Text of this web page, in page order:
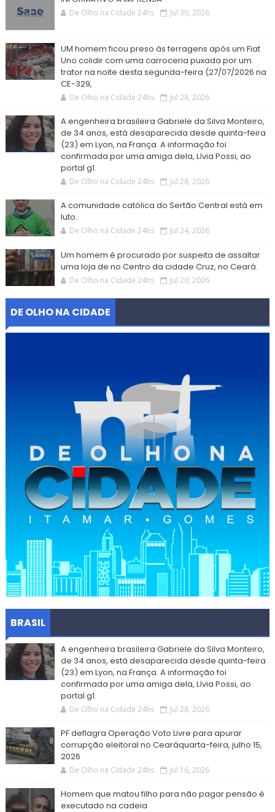
De Olho na Cidade 24hs Jul 30, 2026
UM homem ficou preso às ferragens após um Fiat
Uno colidir com uma carroceria puxada por um
trator na noite desta segunda-feira (27/07/2026 na
CE-329,
De Olho na Cidade 24hs Jul 28, 2026
A engenheira brasileira Gabriele da Silva Monteiro,
de 34 anos, está desaparecida desde quinta-feira
(23) em Lyon, na França. A informação foi
confirmada por uma amiga dela, Lívia Possi, ao
portal g1.
De Olho na Cidade 24hs Jul 28, 2026
A comunidade católica do Sertão Central está em
luto.
De Olho na Cidade 24hs Jul 24, 2026
Um homem é procurado por suspeita de assaltar
uma loja de no Centro da cidade Cruz, no Ceará.
De Olho na Cidade 24hs Jul 20, 2026
DE OLHO NA CIDADE
BRASIL
A engenheira brasileira Gabriele da Silva Monteiro,
de 34 anos, está desaparecida desde quinta-feira
(23) em Lyon, na França. A informação foi
confirmada por uma amiga dela, Lívia Possi, ao
portal g1.
De Olho na Cidade 24hs Jul 28, 2026
PF deflagra Operação Voto Livre para apurar
corrupção eleitoral no Cearáquarta-feira, julho 15,
2026
De Olho na Cidade 24hs Jul 16, 2026
Homem que matou filho para não pagar pensão é
executado na cadeia